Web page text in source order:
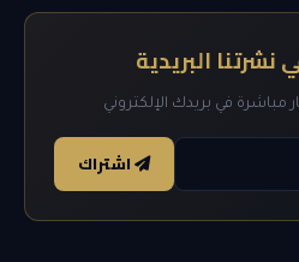
نشرتنا البريدية
مباشرة في بريدك الإلكتروني
اشتراك